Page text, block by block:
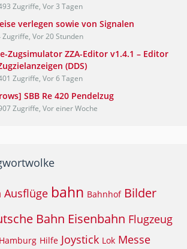
Zugriffe, Vor 3 Tagen
verlegen sowie von Signalen
Vor 20 Stunden
Zugsimulator ZZA-Editor v1.4.1 – Editor
(DDS)
Zugriffe, Vor 6 Tagen
SBB Re 420 Pendelzug
Zugriffe, Vor einer Woche
Ausflüge bahn Bahnhof Bilder
Bahn Eisenbahn Flugzeug
Hamburg Hilfe Joystick Lok Messe